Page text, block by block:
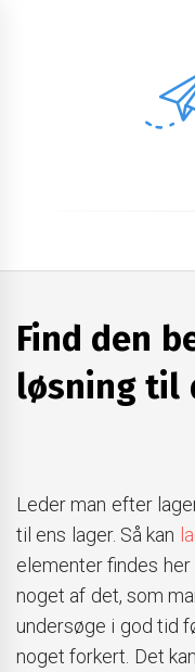
Find den
løsning til
Leder man efter
til ens lager. Så kan
elementer findes
noget af det, som
undersøge i god tid
noget forkert. Det